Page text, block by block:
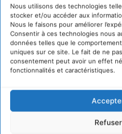
Nous utilisons des technologies
stocker et/ou accéder aux
Nous le faisons pour améliorer
Consentir à ces technologies nous
données telles que le
uniques sur ce site. Le fait de ne
consentement peut avoir un effet
fonctionnalités et caractéristiques.
Refuser
Rédaction
https:/